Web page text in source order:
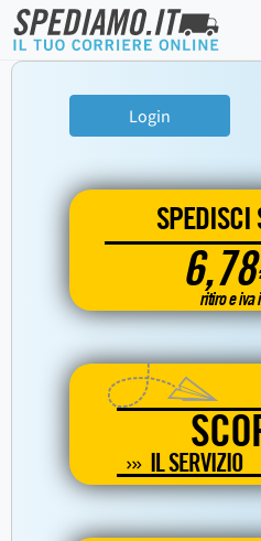
Login
SPEDISCI
6,78
ritiro e iva
IL SERVIZIO